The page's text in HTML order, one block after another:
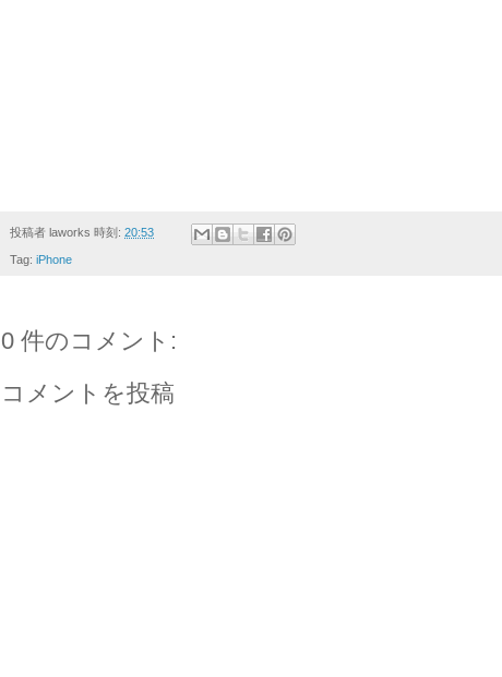
投稿者 laworks 時刻: 20:53
Tag: iPhone
0 件のコメント:
コメントを投稿